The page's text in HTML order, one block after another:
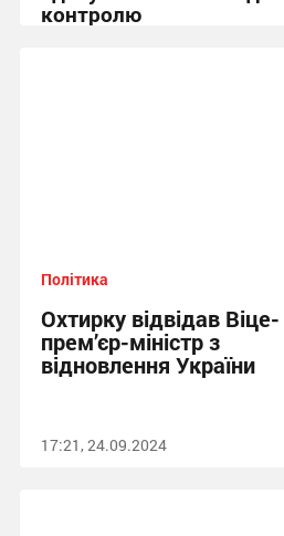
контролю
Політика
Охтирку відвідав Віце-
прем’єр-міністр з
відновлення України
17:21, 24.09.2024